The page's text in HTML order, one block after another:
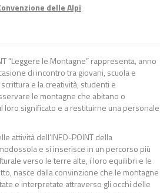
delle Alpi
“Leggere le Montagne” rappresenta, anno
di incontro tra giovani, scuola e
e la creatività, studenti e
le montagne che abitano o
loro significato e a restituirne una personale
attività dell’INFO-POINT della
e si inserisce in un percorso più
verso le terre alte, i loro equilibri e le
nasce dalla convinzione che le montagne
e interpretate attraverso gli occhi delle